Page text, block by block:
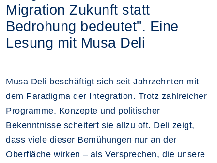
Migration Zukunft statt
Bedrohung bedeutet". Eine
Lesung mit Musa Deli
Musa Deli beschäftigt sich seit Jahrzehnten mit
dem Paradigma der Integration. Trotz zahlreicher
Programme, Konzepte und politischer
Bekenntnisse scheitert sie allzu oft. Deli zeigt,
dass viele dieser Bemühungen nur an der
Oberfläche wirken – als Versprechen, die unsere